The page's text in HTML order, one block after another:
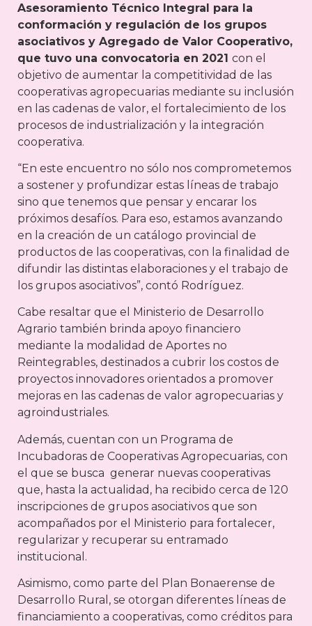
Asesoramiento Técnico Integral para la
conformación y regulación de los grupos
asociativos y Agregado de Valor Cooperativo,
que tuvo una convocatoria en 2021 con el
objetivo de aumentar la competitividad de las
cooperativas agropecuarias mediante su inclusión
en las cadenas de valor, el fortalecimiento de los
procesos de industrialización y la integración
cooperativa.
“En este encuentro no sólo nos comprometemos
a sostener y profundizar estas líneas de trabajo
sino que tenemos que pensar y encarar los
próximos desafíos. Para eso, estamos avanzando
en la creación de un catálogo provincial de
productos de las cooperativas, con la finalidad de
difundir las distintas elaboraciones y el trabajo de
los grupos asociativos”, contó Rodríguez.
Cabe resaltar que el Ministerio de Desarrollo
Agrario también brinda apoyo financiero
mediante la modalidad de Aportes no
Reintegrables, destinados a cubrir los costos de
proyectos innovadores orientados a promover
mejoras en las cadenas de valor agropecuarias y
agroindustriales.
Además, cuentan con un Programa de
Incubadoras de Cooperativas Agropecuarias, con
el que se busca generar nuevas cooperativas
que, hasta la actualidad, ha recibido cerca de 120
inscripciones de grupos asociativos que son
acompañados por el Ministerio para fortalecer,
regularizar y recuperar su entramado
institucional.
Asimismo, como parte del Plan Bonaerense de
Desarrollo Rural, se otorgan diferentes líneas de
financiamiento a cooperativas, como créditos para